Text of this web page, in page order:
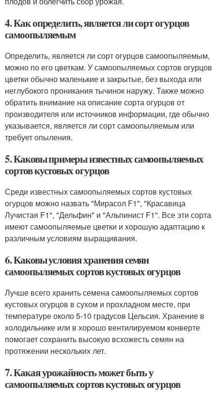
4. Как определить, является ли сорт огурцов
самоопыляемым
Определить, является ли сорт огурцов самоопыляемым,
можно по его цветкам. У самоопыляемых сортов огурцов
цветки обычно маленькие и закрытые, без выхода или
неглубокого проникания тычинок наружу. Также можно
обратить внимание на описание сорта огурцов от
производителя или источников информации, где обычно
указывается, является ли сорт самоопыляемым или
требует опыления.
5. Каковы примеры известных самоопыляемых
сортов кустовых огурцов
Среди известных самоопыляемых сортов кустовых
огурцов можно назвать "Мирасол F1", "Красавица
Лучистая F1", "Дельфин" и "Альпинист F1". Все эти сорта
имеют самоопыляемые цветки и хорошую адаптацию к
различным условиям выращивания.
6. Каковы условия хранения семян
самоопыляемых сортов кустовых огурцов
Лучше всего хранить семена самоопыляемых сортов
кустовых огурцов в сухом и прохладном месте, при
температуре около 5-10 градусов Цельсия. Хранение в
холодильнике или в хорошо вентилируемом конверте
помогает сохранить высокую всхожесть семян на
протяжении нескольких лет.
7. Какая урожайность может быть у
самоопыляемых сортов кустовых огурцов